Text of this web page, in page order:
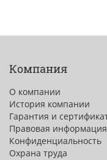
Компания
О компании
История компании
Гарантия и
Правовая информация
Конфиденциальность
Охрана труда